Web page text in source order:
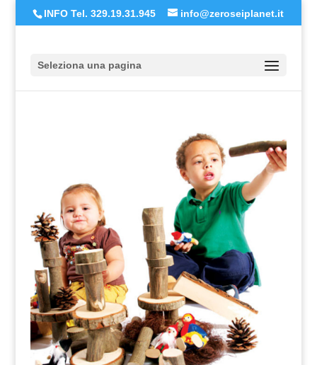
INFO Tel. 329.19.31.945 info@zeroseiplanet.it
Seleziona una pagina